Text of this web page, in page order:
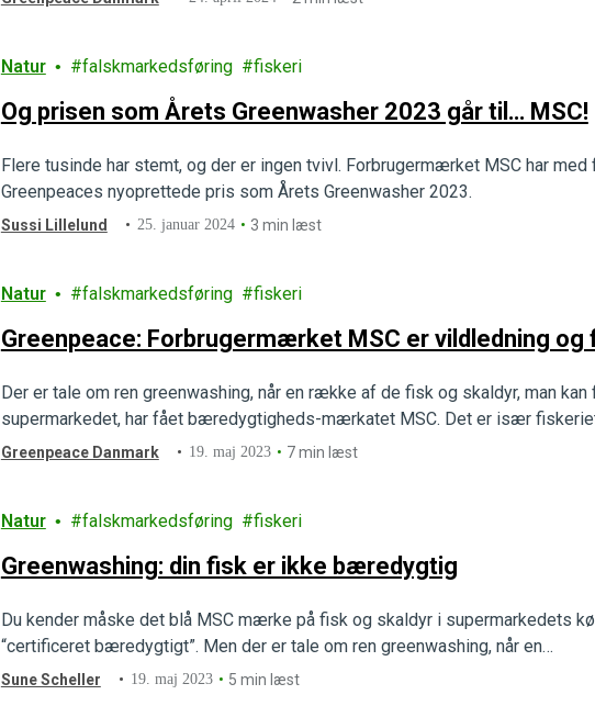
Natur falskmarkedsføring fiskeri
Og prisen som Årets Greenwasher 2023 går til… MSC!
Flere tusinde har stemt, og der er ingen tvivl. Forbrugermærket MSC har
Greenpeaces nyoprettede pris som Årets Greenwasher 2023.
Sussi Lillelund 25. januar 2024 3 min læst
Natur falskmarkedsføring fiskeri
Greenpeace: Forbrugermærket MSC er vildledning
Der er tale om ren greenwashing, når en række af de fisk og skaldyr, man
supermarkedet, har fået bæredygtigheds-mærkatet MSC. Det er især
Greenpeace Danmark 19. maj 2023 7 min læst
Natur falskmarkedsføring fiskeri
Greenwashing: din fisk er ikke bæredygtig
Du kender måske det blå MSC mærke på fisk og skaldyr i supermarkedets
“certificeret bæredygtigt”. Men der er tale om ren greenwashing, når en…
Sune Scheller 19. maj 2023 5 min læst